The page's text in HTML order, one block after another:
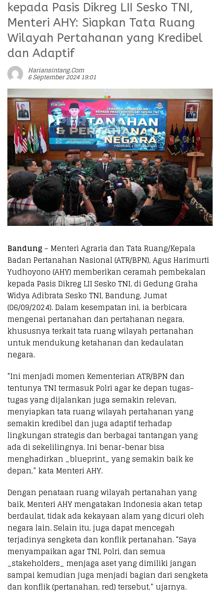
kepada Pasis Dikreg LII Sesko TNI,
Menteri AHY: Siapkan Tata Ruang
Wilayah Pertahanan yang Kredibel
dan Adaptif
Hariansintang.com
6 September 2024 19:01
Bandung– Menteri Agraria dan Tata Ruang/Kepala
Badan Pertanahan Nasional (ATR/BPN), Agus Harimurti
Yudhoyono (AHY) memberikan ceramah pembekalan
kepada Pasis Dikreg LII Sesko TNI, di Gedung Graha
Widya Adibrata Sesko TNI, Bandung, Jumat
(06/09/2024). Dalam kesempatan ini, ia berbicara
mengenai pertanahan dan pertahanan negara,
khususnya terkait tata ruang wilayah pertanahan
untuk mendukung ketahanan dan kedaulatan
negara.
“Ini menjadi momen Kementerian ATR/BPN dan
tentunya TNI termasuk Polri agar ke depan tugas-
tugas yang dijalankan juga semakin relevan,
menyiapkan tata ruang wilayah pertahanan yang
semakin kredibel dan juga adaptif terhadap
lingkungan strategis dan berbagai tantangan yang
ada di sekelilingnya. Ini benar-benar bisa
menghadirkan _blueprint_ yang semakin baik ke
depan,” kata Menteri AHY.
Dengan penataan ruang wilayah pertanahan yang
baik, Menteri AHY mengatakan Indonesia akan tetap
berdaulat, tidak ada kekayaan alam yang dicuri oleh
negara lain. Selain itu, juga dapat mencegah
terjadinya sengketa dan konflik pertanahan. “Saya
menyampaikan agar TNI, Polri, dan semua
_stakeholders_ menjaga aset yang dimiliki jangan
sampai kemudian juga menjadi bagian dari sengketa
dan konflik (pertanahan, red) tersebut,” ujarnya.